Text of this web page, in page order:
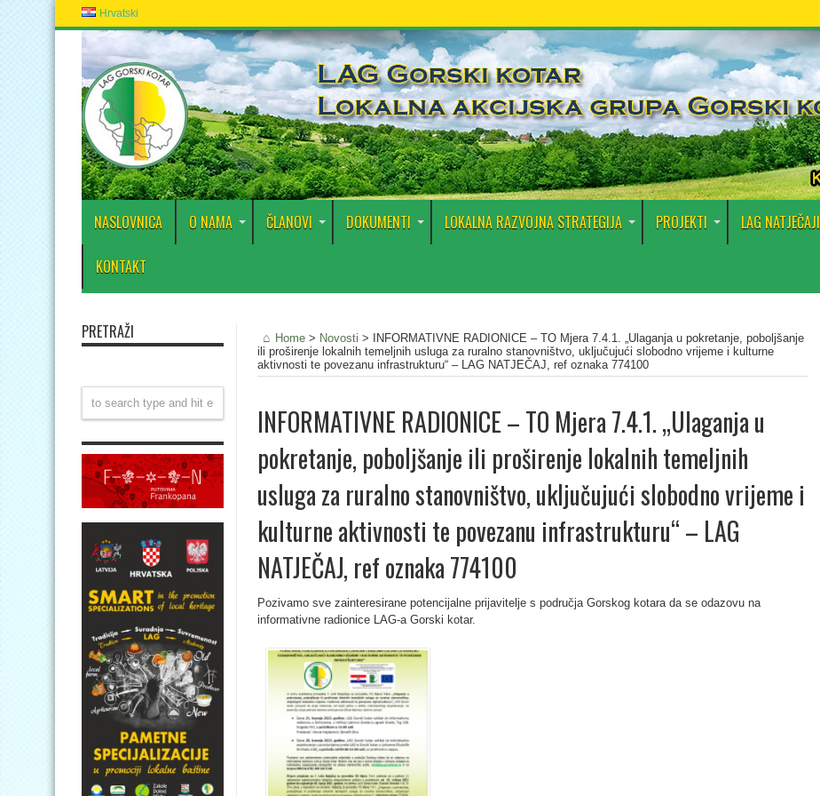
Hrvatski
NASLOVNICA O NAMA ČLANOVI DOKUMENTI LOKALNA RAZVOJNA STRATEGIJA PROJEKTI LAG NATJEČAJI
KONTAKT
Home > Novosti >
INFORMATIVNE RADIONICE – TO Mjera 7.4.1. „Ulaganja u pokretanje, poboljšanje
ili proširenje lokalnih temeljnih usluga za ruralno stanovništvo, uključujući slobodno vrijeme i kulturne
aktivnosti te povezanu infrastrukturu“ – LAG NATJEČAJ, ref oznaka 774100
INFORMATIVNE RADIONICE – TO Mjera 7.4.1. „Ulaganja u
pokretanje, poboljšanje ili proširenje lokalnih temeljnih
usluga za ruralno stanovništvo, uključujući slobodno vrijeme i
kulturne aktivnosti te povezanu infrastrukturu“ – LAG
NATJEČAJ, ref oznaka 774100
Pozivamo sve zainteresirane potencijalne prijavitelje s područja Gorskog kotara da se odazovu na
informativne radionice LAG-a Gorski kotar.
PRETRAŽI